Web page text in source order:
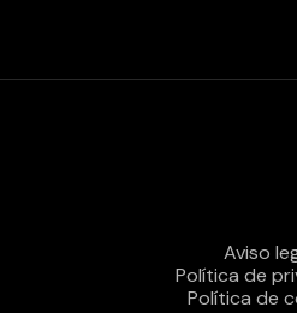
Aviso
Política de
Política de